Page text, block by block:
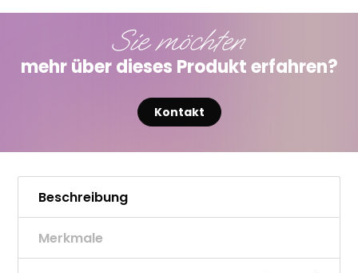
Sie möchten
mehr über dieses Produkt erfahren?
Kontakt
Beschreibung
Merkmale